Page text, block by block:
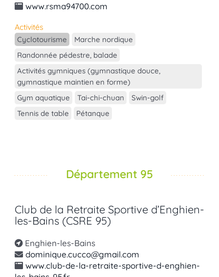
www.rsma94700.com
Activités
Cyclotourisme
Marche nordique
Randonnée pédestre, balade
Activités gymniques (gymnastique douce,
gymnastique maintien en forme)
Gym aquatique
Tai-chi-chuan
Swin-golf
Tennis de table
Pétanque
Département 95
Club de la Retraite Sportive d’Enghien-
les-Bains (CSRE 95)
Enghien-les-Bains
dominique.cucco@gmail.com
www.club-de-la-retraite-sportive-d-enghien-